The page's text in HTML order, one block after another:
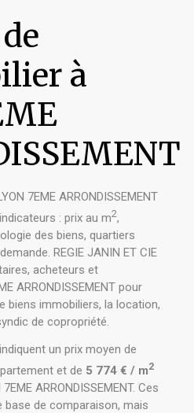
à
7EME ARRONDISSEMENT
: prix au m2,
des biens, quartiers
REGIE JANIN ET CIE
acheteurs et
ARRONDISSEMENT pour
biens immobiliers, la location,
de copropriété.
un prix moyen de
et de 5 774 € / m2
ARRONDISSEMENT. Ces
de comparaison, mais